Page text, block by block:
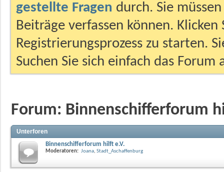
gestellte Fragen durch. Sie
Beiträge verfassen können.
Registrierungsprozess zu starten.
Suchen Sie sich einfach das
Forum: Binnenschifferforum
Unterforen
Binnenschifferforum hilft e.V.
Moderatoren: Joana, Stadt_Aschaffenburg